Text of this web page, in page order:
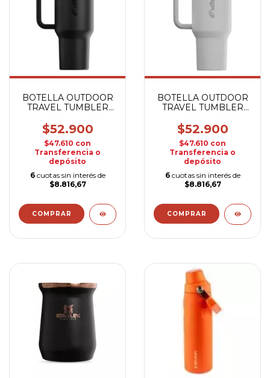
BOTELLA OUTDOOR
TRAVEL TUMBLER
$52.900
$47.610 con
Transferencia o
depósito
6 cuotas sin interés de
$8.816,67
BOTELLA OUTDOOR
TRAVEL TUMBLER
$52.900
$47.610 con
Transferencia o
depósito
6 cuotas sin interés de
$8.816,67